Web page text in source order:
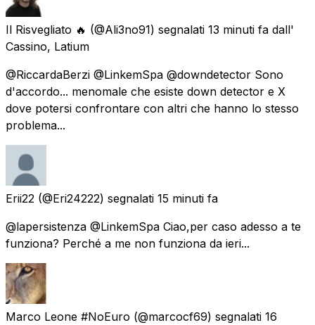
Il Risvegliato 🔥 (@Ali3no91) segnalati 13 minuti fa dall'
Cassino, Latium
@RiccardaBerzi @LinkemSpa @downdetector Sono
d'accordo... menomale che esiste down detector e X
dove potersi confrontare con altri che hanno lo stesso
problema...
Erii22 (@Eri24222) segnalati 15 minuti fa
@lapersistenza @LinkemSpa Ciao,per caso adesso a te
funziona? Perché a me non funziona da ieri...
Marco Leone #NoEuro (@marcocf69) segnalati 16